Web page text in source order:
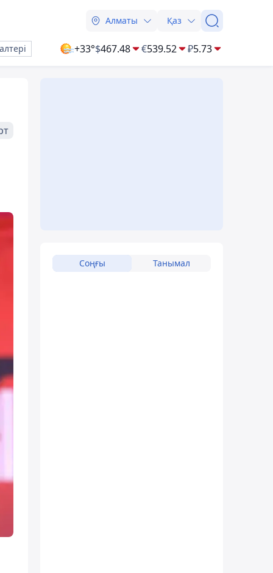
Алматы Қаз
+33°$467.48 €539.52 ₽5.73
Соңғы Танымал